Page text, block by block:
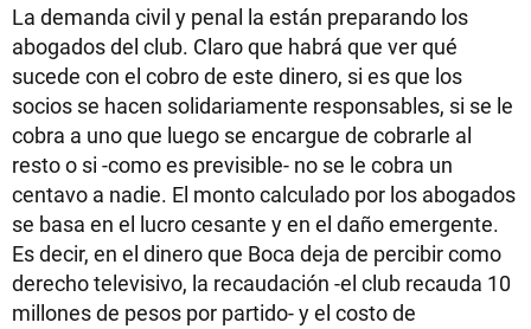
La demanda civil y penal la están preparando los
abogados del club. Claro que habrá que ver qué
sucede con el cobro de este dinero, si es que los
socios se hacen solidariamente responsables, si se le
cobra a uno que luego se encargue de cobrarle al
resto o si -como es previsible- no se le cobra un
centavo a nadie. El monto calculado por los abogados
se basa en el lucro cesante y en el daño emergente.
Es decir, en el dinero que Boca deja de percibir como
derecho televisivo, la recaudación -el club recauda 10
millones de pesos por partido- y el costo de